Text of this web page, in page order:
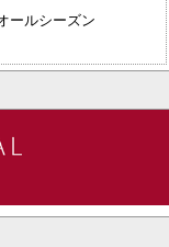
ールシーズン